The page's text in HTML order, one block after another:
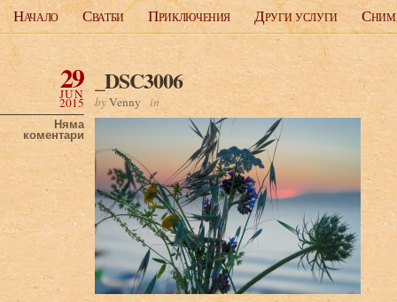
Начало Сватби Приключения Други услуги
_DSC3006
29
JUN
2015
Няма
коментари
byVenny in